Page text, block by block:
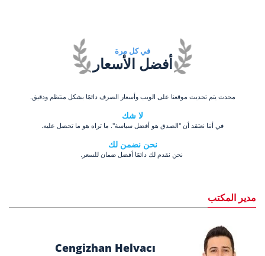
أفضل الأسعار
في كل مرة
محدث يتم تحديث موقعنا على الويب وأسعار الصرف دائمًا بشكل منتظم ودقيق.
لا شك
في أننا نعتقد أن "الصدق هو أفضل سياسة". ما تراه هو ما تحصل عليه.
نحن نضمن لك
نحن نقدم لك دائمًا أفضل ضمان للسعر.
مدير المكتب
Cengizhan Helvacı